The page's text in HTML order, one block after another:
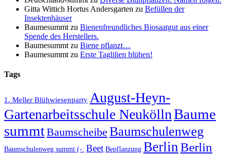
Gitta Wittich Hortus Andersgarten zu Befüllen der
Insektenhäuser
Baumesummt zu Bienenfreundliches Biosaatgut aus einer
Spende des Herstellers.
Baumesummt zu Biene pflanzt…
Baumesummt zu Erste Taglilien blühen!
Tags
1. Meller Blühwiesenparty August-Heyn-
Gartenarbeitsschule NeuköllnBaume
summtBaumscheibe Baumschulenweg
Baumschulenweg summt (-: Beet Bepflanzung BerlinBerlin